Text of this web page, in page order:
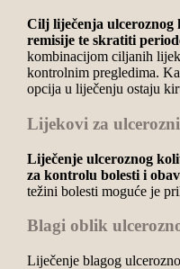
Cilj liječenja ulceroznog
remisije te skratiti
kombinacijom ciljanih
kontrolnim pregledima.
opcija u liječenju ostaju
Lijekovi za
Liječenje ulceroznog
za kontrolu bolesti i
težini bolesti moguće je
Blagi oblik
Liječenje blagog